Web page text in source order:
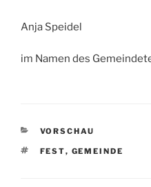
Anja Speidel
im Namen des
KATEGORIEN
VORSCHAU
SCHLAGWÖRTER
FEST, GEMEINDE